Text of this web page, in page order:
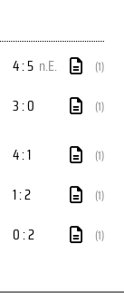
4 : 5 n.E. (1)
3 : 0 (1)
4 : 1 (1)
1 : 2 (1)
0 : 2 (1)